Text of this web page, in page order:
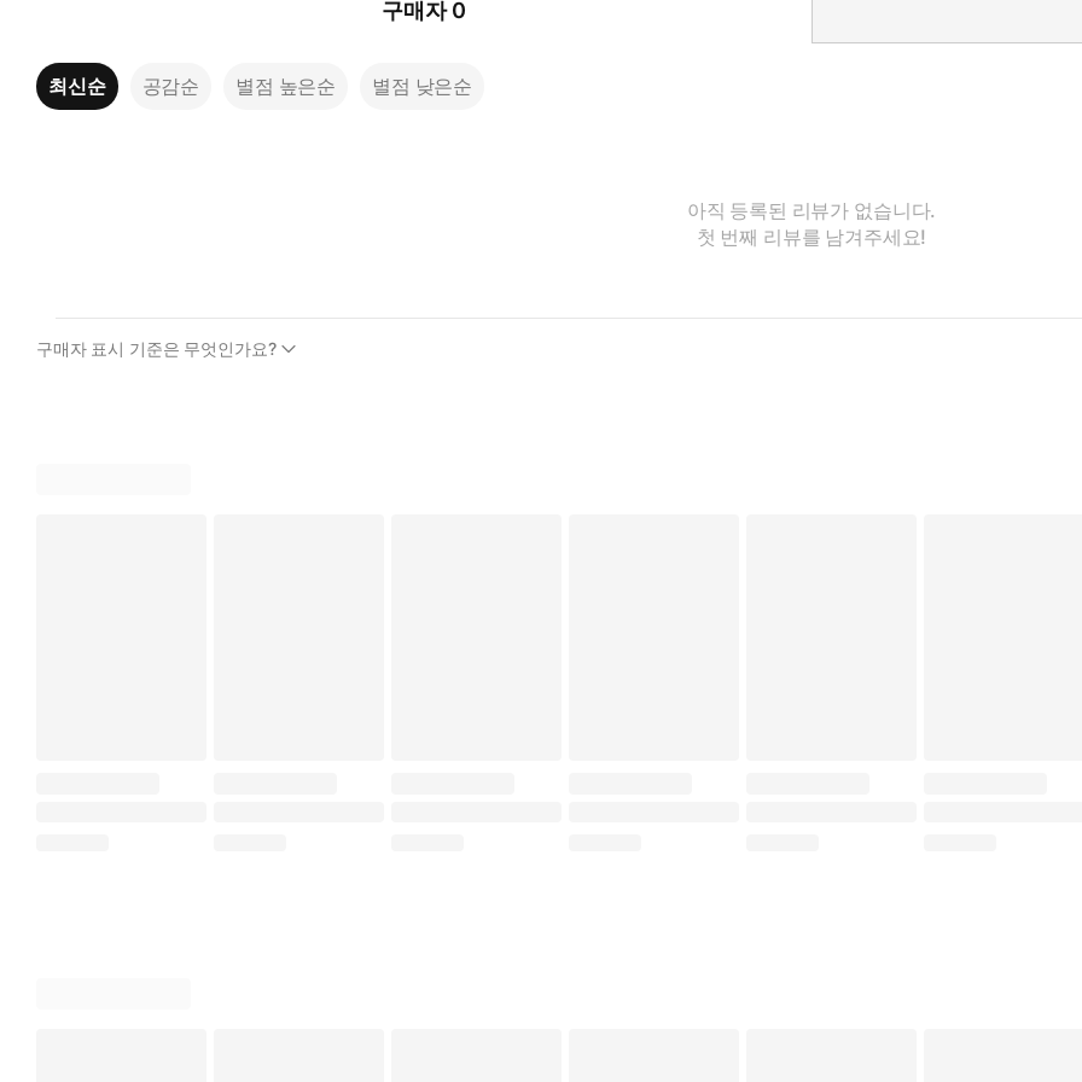
구매자 0
최신순 공감순 별점 높은순 별점 낮은순
아직 등록된 리뷰가 없습니다.
첫 번째 리뷰를 남겨주세요!
구매자 표시 기준은 무엇인가요?